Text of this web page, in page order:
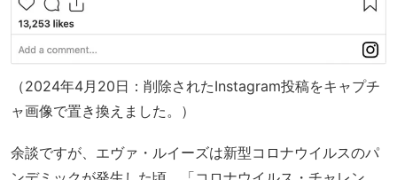
（2024年4月20日：削除されたInstagram投稿をキャプチ
ャ画像で置き換えました。）
余談ですが、エヴァ・ルイーズは新型コロナウイルスのパ